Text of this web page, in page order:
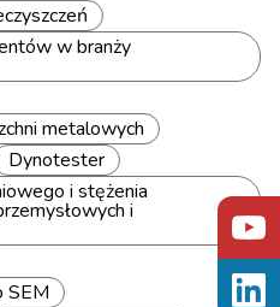
w branży
metalowych
Dynotester
i stężenia
i
SEM